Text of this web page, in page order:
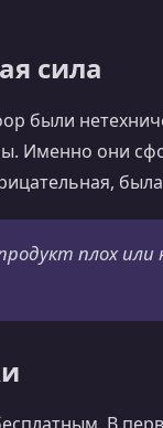
сила
были
Именно они
плох